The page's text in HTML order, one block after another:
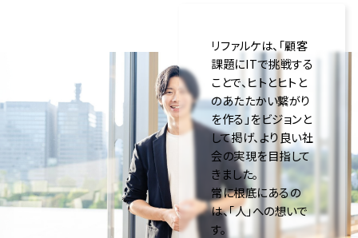
リファルケは、「顧客
課題にITで挑戦する
ことで、ヒトとヒトと
のあたたかい繋がり
を作る」をビジョンと
して掲げ、より良い社
会の実現を目指して
きました。
常に根底にあるの
は、「人」への想いで
す。